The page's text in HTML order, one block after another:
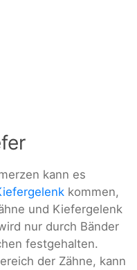
kann es
kommen,
und Kiefergelenk
nur durch Bänder
festgehalten.
der Zähne, kann